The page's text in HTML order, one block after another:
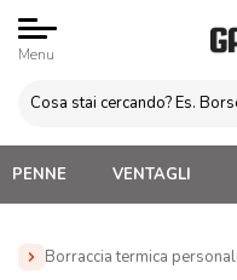
Menu
PENNE VENTAGLI
Borraccia termica